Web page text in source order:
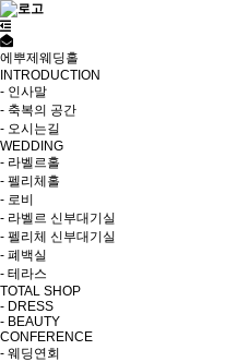
에뿌제웨딩홀
INTRODUCTION
- 인사말
- 축복의 공간
- 오시는길
WEDDING
- 라벨르홀
- 펠리체홀
- 로비
- 라벨르 신부대기실
- 펠리체 신부대기실
- 폐백실
- 테라스
TOTAL SHOP
- DRESS
- BEAUTY
CONFERENCE
- 웨딩연회